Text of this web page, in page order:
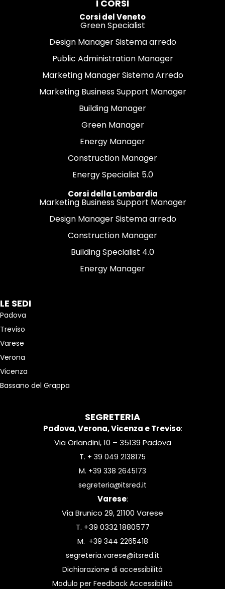
I CORSI
Corsi del Veneto
Green Specialist
Design Manager Sistema arredo
Public Administration Manager
Marketing Manager Sistema Arredo
Marketing Business Support Manager
Building Manager
Green Manager
Energy Manager
Construction Manager
Energy Specialist 5.0
Corsi della Lombardia
Marketing Business Support Manager
Design Manager Sistema arredo
Construction Manager
Building Specialist 4.0
Energy Manager
LE SEDI
Padova
Treviso
Varese
Verona
Vicenza
Bassano del Grappa
SEGRETERIA
Padova, Verona, Vicenza e Treviso:
Via Orlandini, 10 – 35139 Padova
T. + 39 049 2138175
M. +39 338 2645173
segreteria@itsred.it
Varese:
Via Brunico 29, 21100 Varese
T. +39 0332 1880577
M. +39 344 2265418
segreteria.varese@itsred.it
Dichiarazione di accessibilità
Modulo per Feedback Accessibilità